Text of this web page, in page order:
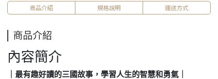
商品介紹 規格說明 運送方式
商品介紹
內容簡介
｜最有趣好讀的三國故事，學習人生的智慧和勇氣｜